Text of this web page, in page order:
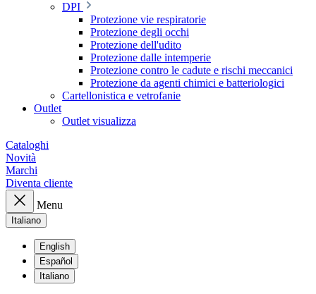
DPI
Protezione vie respiratorie
Protezione degli occhi
Protezione dell'udito
Protezione dalle intemperie
Protezione contro le cadute e rischi meccanici
Protezione da agenti chimici e batteriologici
Cartellonistica e vetrofanie
Outlet
Outlet visualizza
Cataloghi
Novità
Marchi
Diventa cliente
Menu
Italiano
English
Español
Italiano